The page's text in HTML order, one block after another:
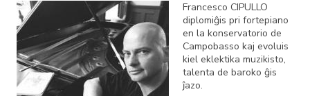
Francesco CIPULLO
diplomiĝis pri fortepiano
en la konservatorio de
Campobasso kaj evoluis
kiel eklektika muzikisto,
talenta de baroko ĝis
ĵazo.